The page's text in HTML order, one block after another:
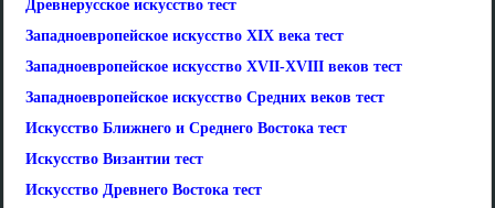
Древнерусское искусство тест
Западноевропейское искусство XIX века тест
Западноевропейское искусство XVII-XVIII веков тест
Западноевропейское искусство Средних веков тест
Искусство Ближнего и Среднего Востока тест
Искусство Византии тест
Искусство Древнего Востока тест